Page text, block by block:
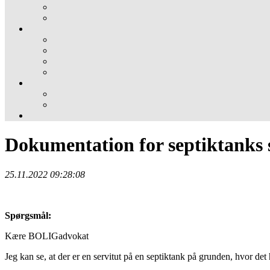
Dokumentation for septiktanks
25.11.2022 09:28:08
Spørgsmål:
Kære BOLIGadvokat
Jeg kan se, at der er en servitut på en septiktank på grunden, hvor